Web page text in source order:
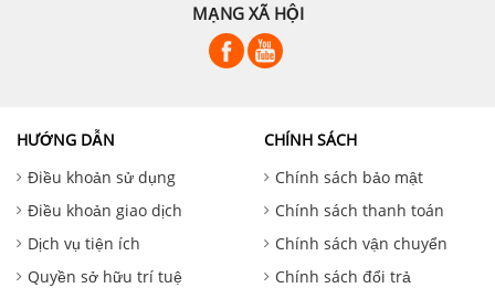
MẠNG XÃ HỘI
HƯỚNG DẪN
Điều khoản sử dụng
Điều khoản giao dịch
Dịch vụ tiện ích
Quyền sở hữu trí tuệ
CHÍNH SÁCH
Chính sách bảo mật
Chính sách thanh toán
Chính sách vận chuyển
Chính sách đổi trả